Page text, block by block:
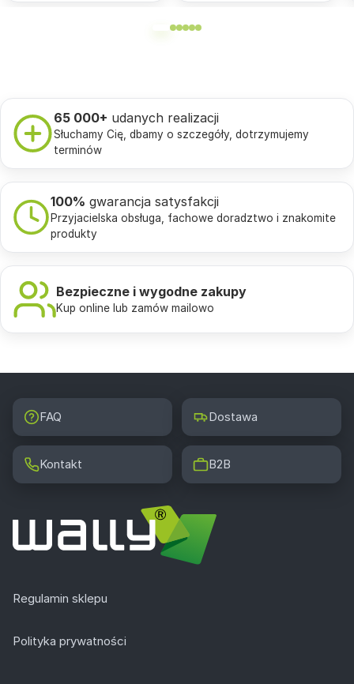
65 000+ udanych realizacji
Słuchamy Cię, dbamy o szczegóły, dotrzymujemy
terminów
100% gwarancja satysfakcji
Przyjacielska obsługa, fachowe doradztwo i znakomite
produkty
Bezpieczne i wygodne zakupy
Kup online lub zamów mailowo
FAQ Dostawa
Kontakt B2B
Regulamin sklepu
Polityka prywatności